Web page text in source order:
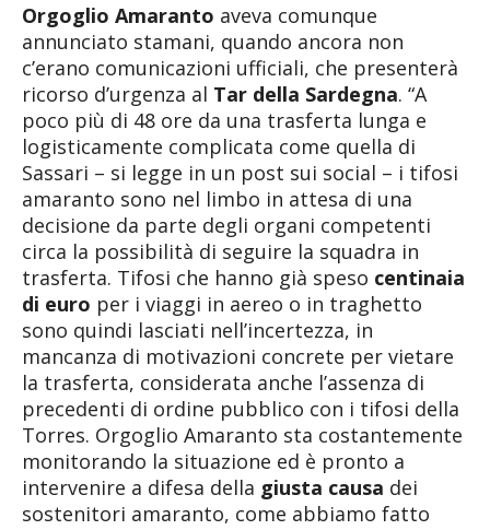
Orgoglio Amaranto aveva comunque
annunciato stamani, quando ancora non
c’erano comunicazioni ufficiali, che presenterà
ricorso d’urgenza al Tar della Sardegna. “A
poco più di 48 ore da una trasferta lunga e
logisticamente complicata come quella di
Sassari – si legge in un post sui social – i tifosi
amaranto sono nel limbo in attesa di una
decisione da parte degli organi competenti
circa la possibilità di seguire la squadra in
trasferta. Tifosi che hanno già speso centinaia
di euro per i viaggi in aereo o in traghetto
sono quindi lasciati nell’incertezza, in
mancanza di motivazioni concrete per vietare
la trasferta, considerata anche l’assenza di
precedenti di ordine pubblico con i tifosi della
Torres. Orgoglio Amaranto sta costantemente
monitorando la situazione ed è pronto a
intervenire a difesa della giusta causa dei
sostenitori amaranto, come abbiamo fatto